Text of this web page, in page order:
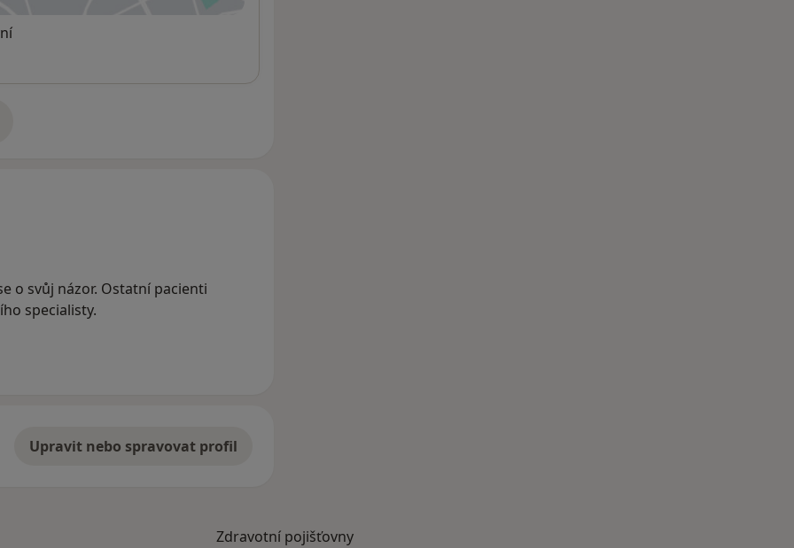
o svůj názor. Ostatní pacienti
specialisty.
Upravit nebo spravovat profil
Zdravotní pojišťovny